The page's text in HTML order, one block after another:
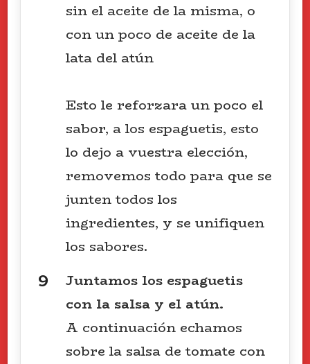
sin el aceite de la misma, o
con un poco de aceite de la
lata del atún
Esto le reforzara un poco el
sabor, a los espaguetis, esto
lo dejo a vuestra elección,
removemos todo para que se
junten todos los
ingredientes, y se unifiquen
los sabores.
Juntamos los espaguetis
con la salsa y el atún.
A continuación echamos
sobre la salsa de tomate con